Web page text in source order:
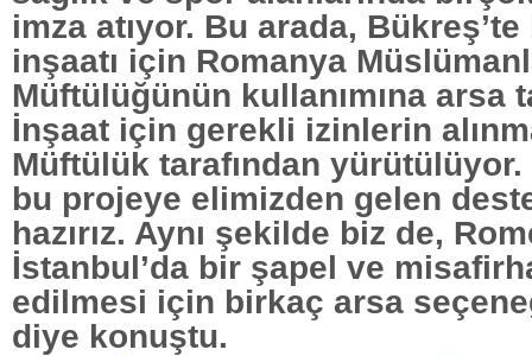
imza atıyor. Bu arada,
inşaatı için Romanya
Müftülüğünün kullanımına arsa
İnşaat için gerekli izinlerin
Müftülük tarafından
bu projeye elimizden gelen
hazırız. Aynı şekilde biz de,
İstanbul’da bir şapel ve
edilmesi için birkaç arsa
diye konuştu.